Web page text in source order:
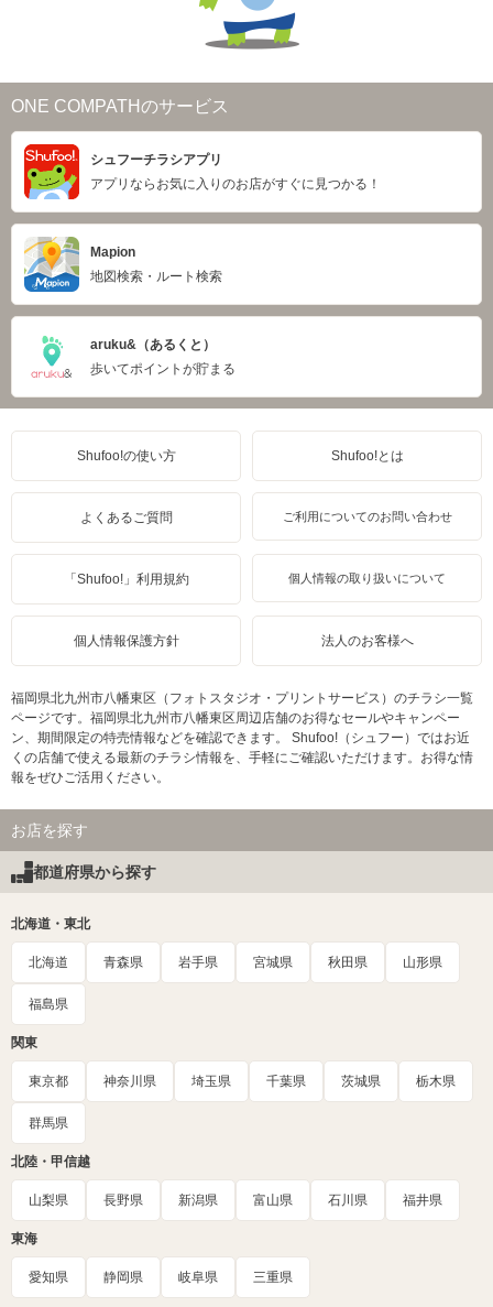
ONE COMPATHのサービス
シュフーチラシアプリ
アプリならお気に入りのお店がすぐに見つかる！
Mapion
地図検索・ルート検索
aruku&（あるくと）
歩いてポイントが貯まる
Shufoo!の使い方 Shufoo!とは
よくあるご質問 ご利用についてのお問い合わせ
「Shufoo!」利用規約 個人情報の取り扱いについて
個人情報保護方針 法人のお客様へ
福岡県北九州市八幡東区（フォトスタジオ・プリントサービス）のチラシ一覧
ページです。福岡県北九州市八幡東区周辺店舗のお得なセールやキャンペー
ン、期間限定の特売情報などを確認できます。 Shufoo!（シュフー）ではお近
くの店舗で使える最新のチラシ情報を、手軽にご確認いただけます。お得な情
報をぜひご活用ください。
お店を探す
都道府県から探す
北海道・東北
北海道 青森県 岩手県 宮城県 秋田県 山形県
福島県
関東
東京都 神奈川県 埼玉県 千葉県 茨城県 栃木県
群馬県
北陸・甲信越
山梨県 長野県 新潟県 富山県 石川県 福井県
東海
愛知県 静岡県 岐阜県 三重県